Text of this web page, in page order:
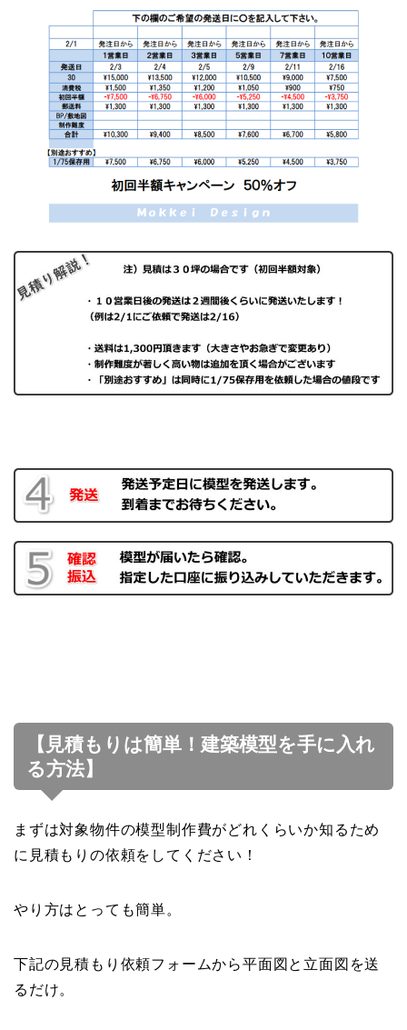
【見積もりは簡単！建築模型を手に入れ
る方法】
まずは対象物件の模型制作費がどれくらいか知るため
に見積もりの依頼をしてください！
やり方はとっても簡単。
下記の見積もり依頼フォームから平面図と立面図を送
るだけ。